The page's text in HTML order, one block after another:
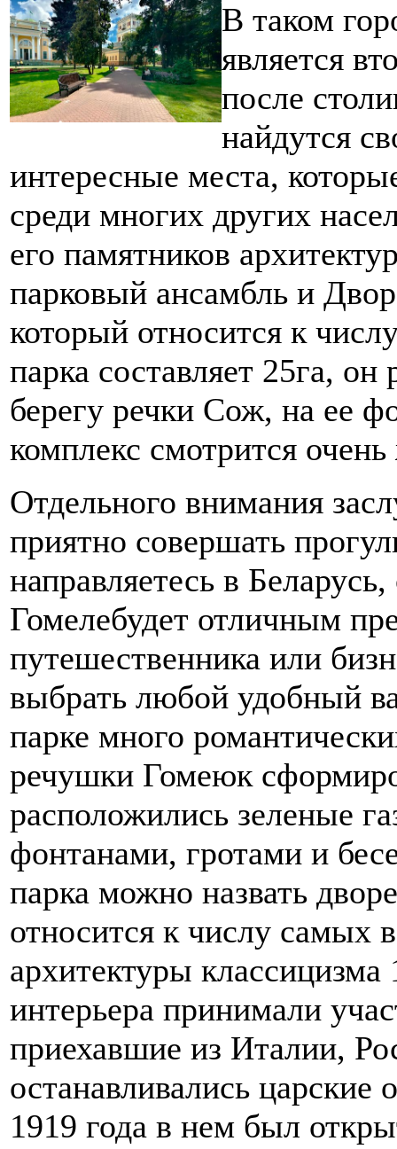
В таком
является
после
найдутся
интересные места,
среди многих других
его памятников
парковый ансамбль и
который относится к
парка составляет 25га,
берегу речки Сож, на ее
комплекс смотрится
Отдельного внимания
приятно совершать
направляетесь в
Гомелебудет отличным
путешественника или
выбрать любой удобный
парке много
речушки Гомеюк
расположились зеленые
фонтанами, гротами и
парка можно назвать
относится к числу самых
архитектуры
интерьера принимали
приехавшие из Италии,
останавливались
1919 года в нем был